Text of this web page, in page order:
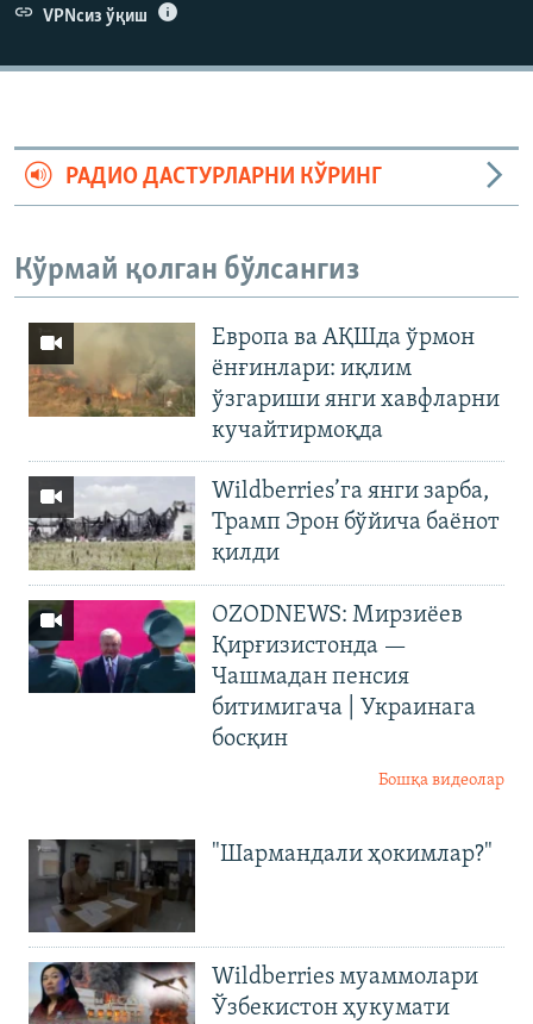
VPNсиз ўқиш
РАДИО ДАСТУРЛАРНИ КЎРИНГ
Кўрмай қолган бўлсангиз
Европа ва АҚШда ўрмон
ёнғинлари: иқлим
ўзгариши янги хавфларни
кучайтирмоқда
Wildberries’га янги зарба,
Трамп Эрон бўйича баёнот
қилди
OZODNEWS: Мирзиёев
Қирғизистонда —
Чашмадан пенсия
битимигача | Украинага
босқин
Бошқа видеолар
"Шармандали ҳокимлар?"
Wildberries муаммолари
Ўзбекистон ҳукумати